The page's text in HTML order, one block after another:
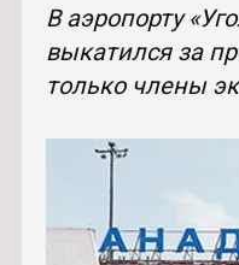
В аэропорту
выкатился за
только члены